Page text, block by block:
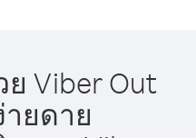
Viber Out
ยดาย